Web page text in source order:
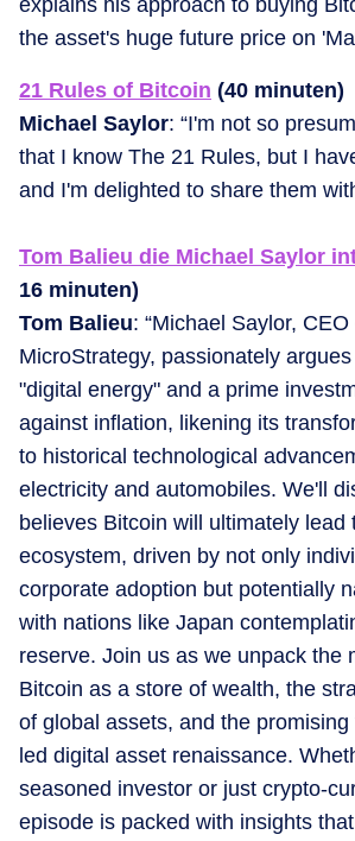
the asset's huge future price on
21 Rules of Bitcoin (40 minuten)
Michael Saylor: “I'm not so
that I know The 21 Rules, but I
and I'm delighted to share them
Tom Balieu die Michael Saylor
16 minuten)
Tom Balieu: “Michael Saylor, CEO
MicroStrategy, passionately
"digital energy" and a prime
against inflation, likening its
to historical technological
electricity and automobiles. We'll
believes Bitcoin will ultimately lead
ecosystem, driven by not only
corporate adoption but potentially
with nations like Japan
reserve. Join us as we unpack the
Bitcoin as a store of wealth, the
of global assets, and the
led digital asset renaissance.
seasoned investor or just crypto-
episode is packed with insights